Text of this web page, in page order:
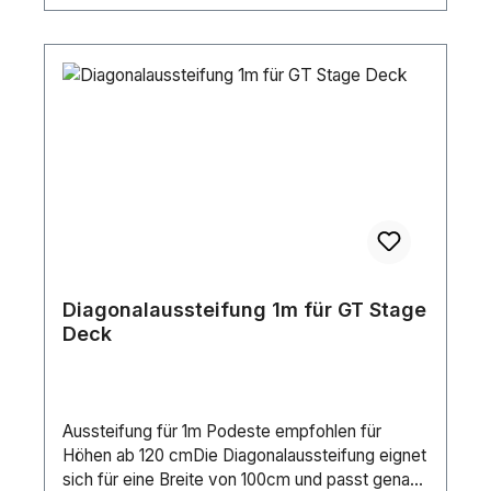
Diagonalaussteifung 1m für GT Stage
Deck
Aussteifung für 1m Podeste empfohlen für
Höhen ab 120 cmDie Diagonalaussteifung eignet
sich für eine Breite von 100cm und passt genau